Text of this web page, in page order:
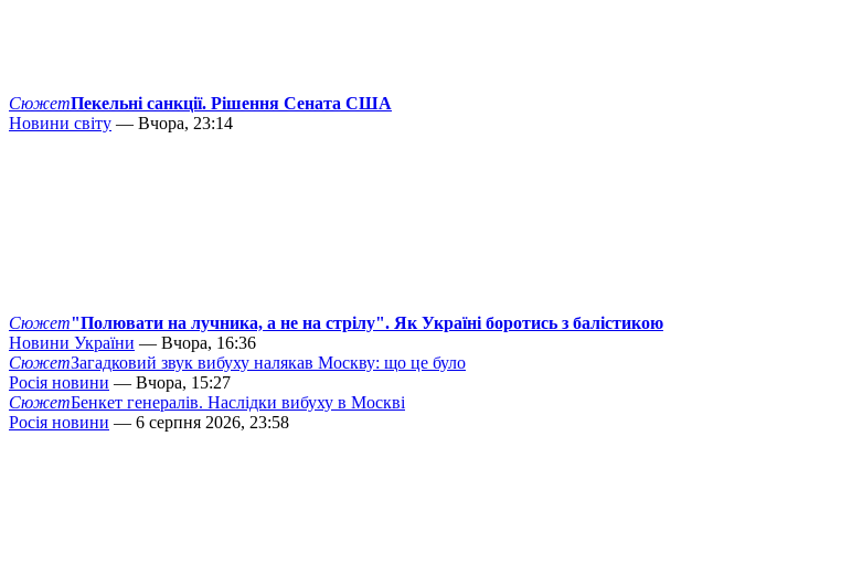
СюжетПекельні санкції. Рішення Сената США
Новини світу — Вчора, 23:14
Сюжет"Полювати на лучника, а не на стрілу". Як Україні боротись з балістикою
Новини України — Вчора, 16:36
СюжетЗагадковий звук вибуху налякав Москву: що це було
Росія новини — Вчора, 15:27
СюжетБенкет генералів. Наслідки вибуху в Москві
Росія новини — 6 серпня 2026, 23:58